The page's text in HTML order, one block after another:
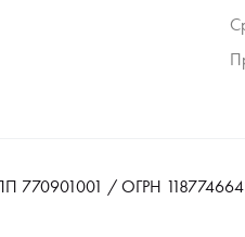
/ ОГРН